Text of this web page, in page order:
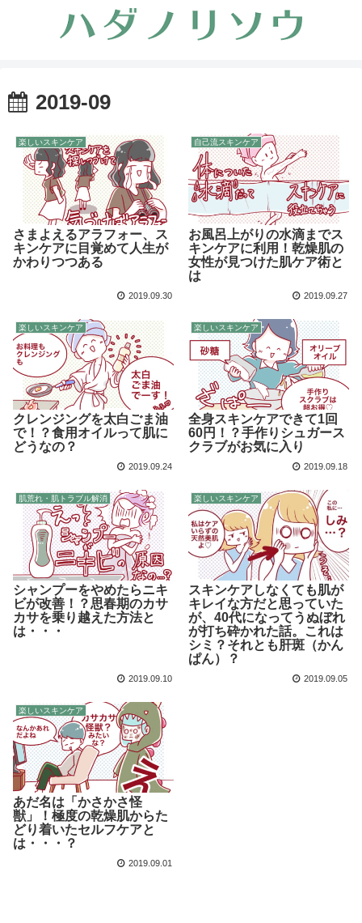
2019-09
楽しいスキンケア
さまよえるアラフォー、ス
キンケアに目覚めて人生が
かわりつつある
2019.09.30
自己流スキンケア
お風呂上がりの水滴までス
キンケアに利用！乾燥肌の
女性が見つけた肌ケア術と
は
2019.09.27
楽しいスキンケア
クレンジングを太白ごま油
で！？食用オイルって肌に
どうなの？
2019.09.24
楽しいスキンケア
全身スキンケアできて1回
60円！？手作りシュガース
クラブがお気に入り
2019.09.18
肌荒れ・肌トラブル解消
シャンプーをやめたらニキ
ビが改善！？思春期のカサ
カサを乗り越えた方法と
は・・・
2019.09.10
楽しいスキンケア
スキンケアしなくても肌が
キレイな方だと思っていた
が、40代になってうぬぼれ
が打ち砕かれた話。これは
シミ？それとも肝斑（かん
ぱん）？
2019.09.05
楽しいスキンケア
あだ名は「かさかさ怪
獣」！極度の乾燥肌からた
どり着いたセルフケアと
は・・・？
2019.09.01